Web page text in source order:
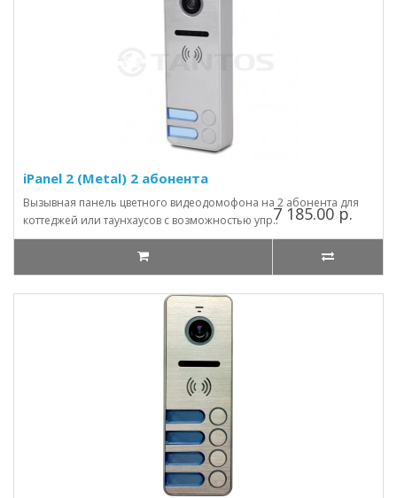
iPanel 2 (Metal) 2 абонента
Вызывная панель цветного видеодомофона на 2 абонента для
коттеджей или таунхаусов с возможностью упр..7 185.00 р.